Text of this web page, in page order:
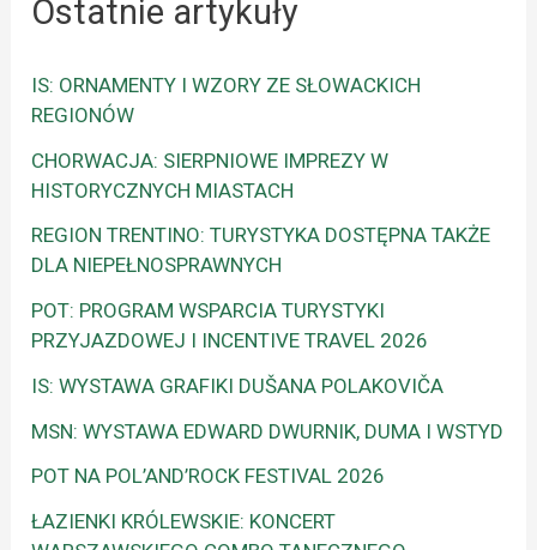
Ostatnie artykuły
IS: ORNAMENTY I WZORY ZE SŁOWACKICH
REGIONÓW
CHORWACJA: SIERPNIOWE IMPREZY W
HISTORYCZNYCH MIASTACH
REGION TRENTINO: TURYSTYKA DOSTĘPNA TAKŻE
DLA NIEPEŁNOSPRAWNYCH
POT: PROGRAM WSPARCIA TURYSTYKI
PRZYJAZDOWEJ I INCENTIVE TRAVEL 2026
IS: WYSTAWA GRAFIKI DUŠANA POLAKOVIČA
MSN: WYSTAWA EDWARD DWURNIK, DUMA I WSTYD
POT NA POL’AND’ROCK FESTIVAL 2026
ŁAZIENKI KRÓLEWSKIE: KONCERT